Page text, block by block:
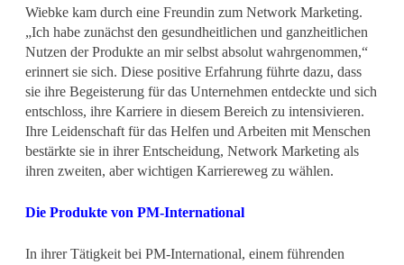
Wiebke kam durch eine Freundin zum Network Marketing.
„Ich habe zunächst den gesundheitlichen und ganzheitlichen
Nutzen der Produkte an mir selbst absolut wahrgenommen,“
erinnert sie sich. Diese positive Erfahrung führte dazu, dass
sie ihre Begeisterung für das Unternehmen entdeckte und sich
entschloss, ihre Karriere in diesem Bereich zu intensivieren.
Ihre Leidenschaft für das Helfen und Arbeiten mit Menschen
bestärkte sie in ihrer Entscheidung, Network Marketing als
ihren zweiten, aber wichtigen Karriereweg zu wählen.
Die Produkte von PM-International
In ihrer Tätigkeit bei PM-International, einem führenden